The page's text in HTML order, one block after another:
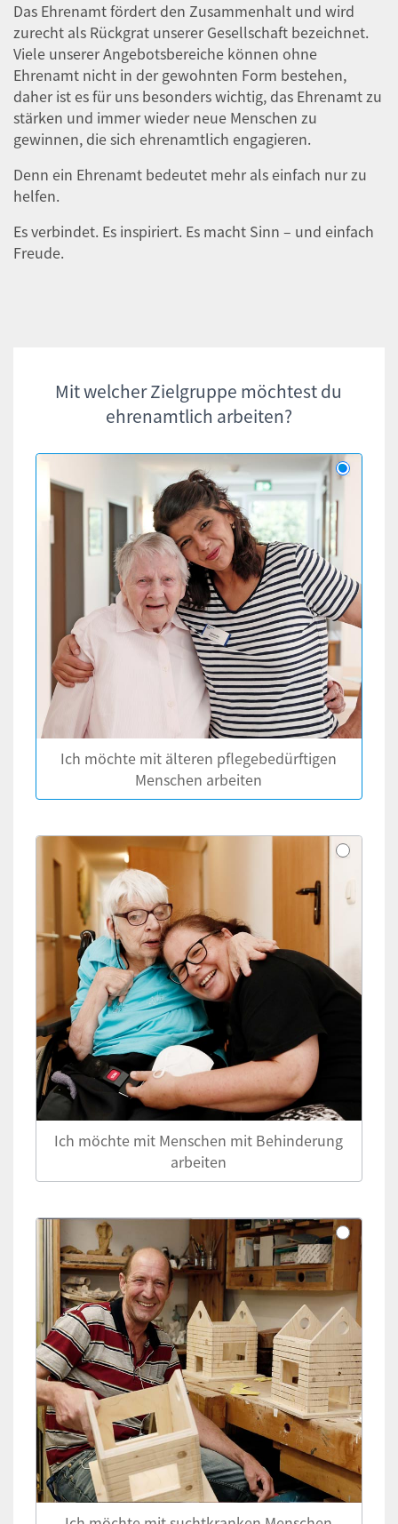
Das Ehrenamt fördert den Zusammenhalt und wird
zurecht als Rückgrat unserer Gesellschaft bezeichnet.
Viele unserer Angebotsbereiche können ohne
Ehrenamt nicht in der gewohnten Form bestehen,
daher ist es für uns besonders wichtig, das Ehrenamt zu
stärken und immer wieder neue Menschen zu
gewinnen, die sich ehrenamtlich engagieren.
Denn ein Ehrenamt bedeutet mehr als einfach nur zu
helfen.
Es verbindet. Es inspiriert. Es macht Sinn – und einfach
Freude.
Ehrenamt-
Konfigurator
Mit welcher Zielgruppe möchtest du
ehrenamtlich arbeiten?
Ich möchte mit älteren pflegebedürftigen
Menschen arbeiten
Ich möchte mit Menschen mit Behinderung
arbeiten